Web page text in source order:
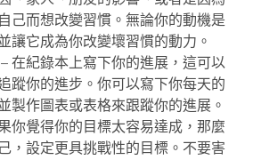
己而想改變習慣。無論你的動機是
讓它成為你改變壞習慣的動力。
在紀錄本上寫下你的進展，這可以
蹤你的進步。你可以寫下你每天的
製作圖表或表格來跟蹤你的進展。
你覺得你的目標太容易達成，那麼
，設定更具挑戰性的目標。不要害